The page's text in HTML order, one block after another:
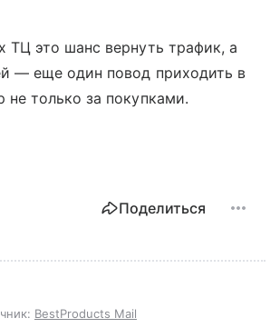
ТЦ это шанс вернуть трафик, а
— еще один повод приходить в
не только за покупками.
Поделиться
BestProducts Mail